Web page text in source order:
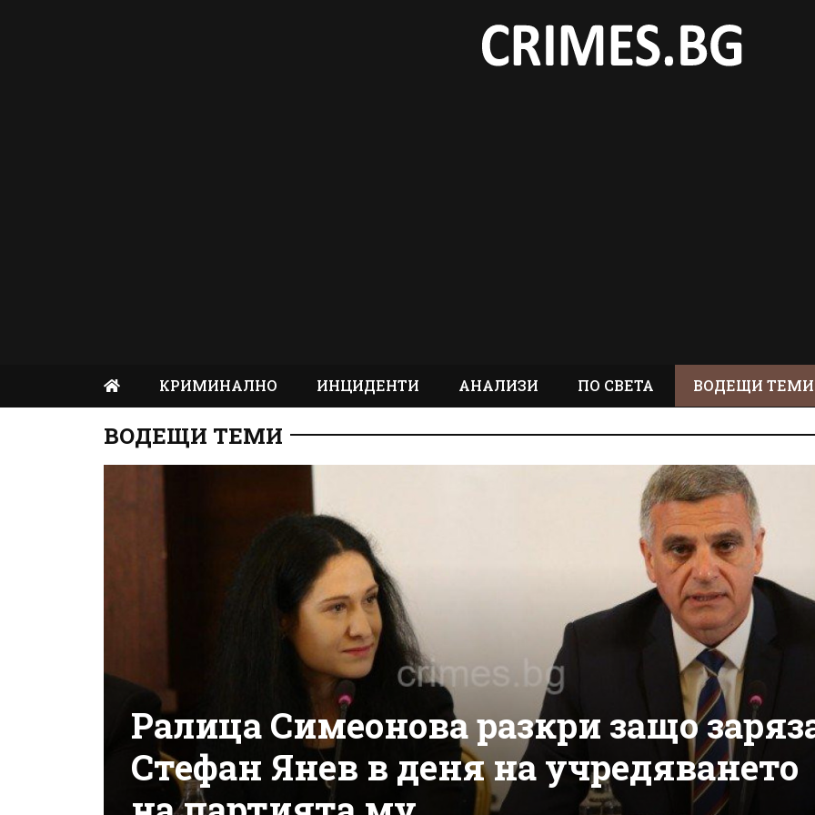
КРИМИНАЛНО ИНЦИДЕНТИ АНАЛИЗИ ПО СВЕТА ВОДЕЩИ ТЕМИ
ВОДЕЩИ ТЕМИ
Ралица Симеонова разкри защо
Стефан Янев в деня на учредяването